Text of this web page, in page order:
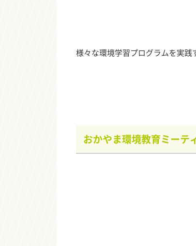
様々な環境学習プログラムを実践
おかやま環境教育ミーテ